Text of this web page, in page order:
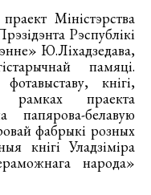
Міністэрства
Рэспублікі
Ю.Ліхадзедава,
памяці.
кнігі,
праекта
папярова-белавую
фабрыкі розных
кнігі Уладзіміра
народа»